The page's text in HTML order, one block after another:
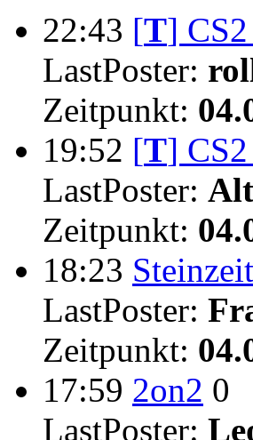
22:43 [T]
LastPoster:
Zeitpunkt:
19:52 [T]
LastPoster:
Zeitpunkt:
18:23
LastPoster:
Zeitpunkt:
17:59 2on2 0
LastPoster: